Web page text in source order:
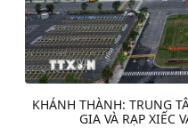
KHÁNH THÀNH: TRUNG
GIA VÀ RẠP XIẾC